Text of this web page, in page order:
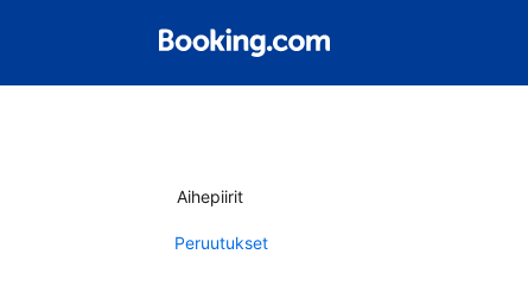
Aihepiirit
Peruutukset